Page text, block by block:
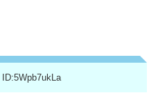
ID:5Wpb7ukLa